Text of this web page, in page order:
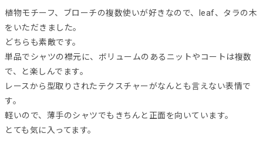
植物モチーフ、ブローチの複数使いが好きなので、leaf、タラの木
をいただきました。
どちらも素敵です。
単品でシャツの襟元に、ボリュームのあるニットやコートは複数
で、と楽しんでます。
レースから型取りされたテクスチャーがなんとも言えない表情で
す。
軽いので、薄手のシャツでもきちんと正面を向いています。
とても気に入ってます。